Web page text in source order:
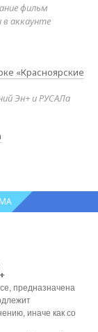
фильм
в аккаунте
«Красноярские
Эн+ и РУСАЛа
предназначена
иначе как со